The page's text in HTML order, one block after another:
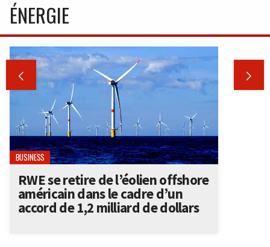
ÉNERGIE
 
BUSINESS
RWE se retire de l’éolien offshore
américain dans le cadre d’un
accord de 1,2 milliard de dollars